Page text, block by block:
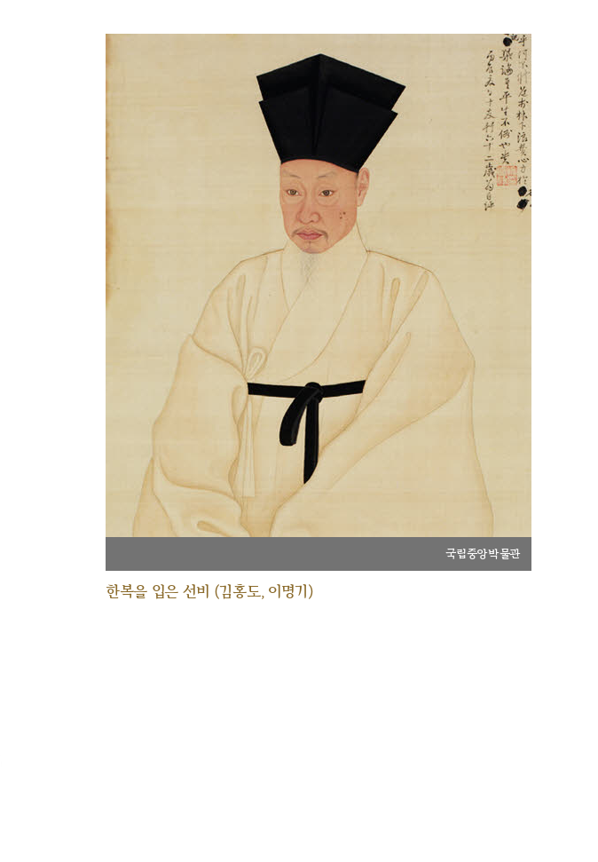
국립중앙박물관
한복을 입은 선비 (김홍도, 이명기)